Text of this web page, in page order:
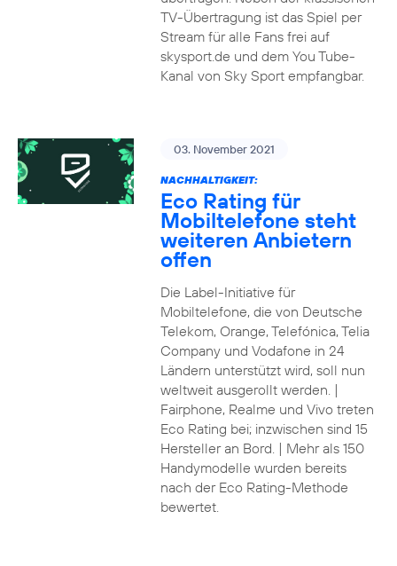
TV-Übertragung ist das Spiel per
Stream für alle Fans frei auf
skysport.de und dem You Tube-
Kanal von Sky Sport empfangbar.
03. November 2021
NACHHALTIGKEIT:
Eco Rating für
Mobiltelefone steht
weiteren Anbietern
offen
Die Label-Initiative für
Mobiltelefone, die von Deutsche
Telekom, Orange, Telefónica, Telia
Company und Vodafone in 24
Ländern unterstützt wird, soll nun
weltweit ausgerollt werden. |
Fairphone, Realme und Vivo treten
Eco Rating bei; inzwischen sind 15
Hersteller an Bord. | Mehr als 150
Handymodelle wurden bereits
nach der Eco Rating-Methode
bewertet.